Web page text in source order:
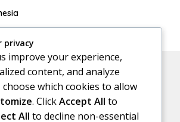
privacy
improve your experience,
content, and analyze
choose which cookies to allow
. ClickAccept All to
All to decline non-essential